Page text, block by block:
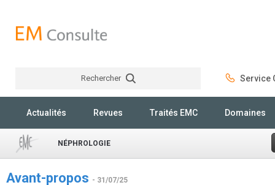
Rechercher Service
Actualités Revues Traités EMC Domaines
NÉPHROLOGIE
Avant-propos - 31/07/25